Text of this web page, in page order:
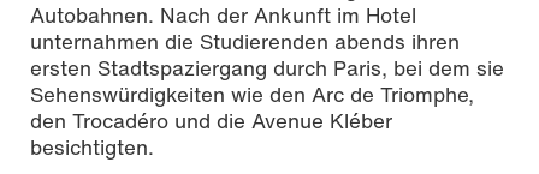
Autobahnen. Nach der Ankunft im Hotel
unternahmen die Studierenden abends ihren
ersten Stadtspaziergang durch Paris, bei dem sie
Sehenswürdigkeiten wie den Arc de Triomphe,
den Trocadéro und die Avenue Kléber
besichtigten.